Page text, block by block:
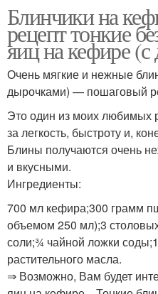
Блинчики на
рецепт тонкие
яиц на кефире
Очень мягкие и нежные
дырочками) — пошаговый
Это один из моих любимых
за легкость, быстроту и,
Блины получаются очень
и вкусными.
Ингредиенты:
700 мл кефира;300 грамм
объемом 250 мл);3
соли;¾ чайной ложки
растительного масла.
⇒ Возможно, Вам будет